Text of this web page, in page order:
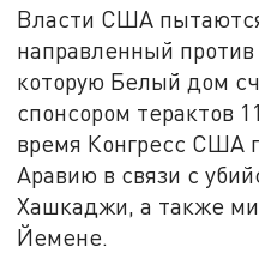
Власти США
направленный
которую Белый дом
спонсором терактов
время Конгресс США
Аравию в связи с
Хашкаджи, а также
Йемене.